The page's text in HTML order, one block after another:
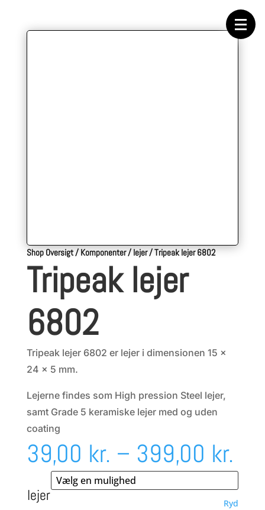
Shop Oversigt/Komponenter/lejer/Tripeak lejer 6802
Tripeak lejer
6802
Tripeak lejer 6802 er lejer i dimensionen 15 x
24 x 5 mm.
Lejerne findes som High pression Steel lejer,
samt Grade 5 keramiske lejer med og uden
coating
39,00 kr. – 399,00 kr.
lejer Ryd